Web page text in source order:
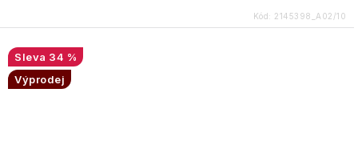
Kód: 2145398_A02/10
34 %
Výprodej